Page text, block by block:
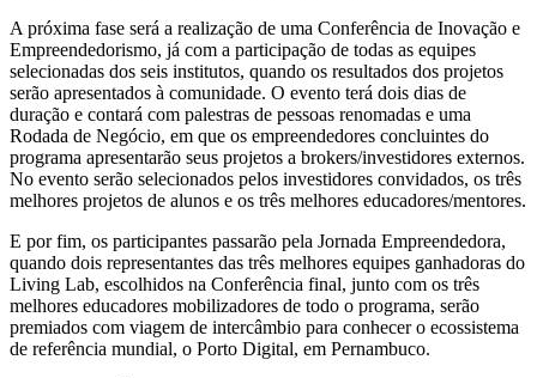
A próxima fase será a realização de uma Conferência de Inovação e
Empreendedorismo, já com a participação de todas as equipes
selecionadas dos seis institutos, quando os resultados dos projetos
serão apresentados à comunidade. O evento terá dois dias de
duração e contará com palestras de pessoas renomadas e uma
Rodada de Negócio, em que os empreendedores concluintes do
programa apresentarão seus projetos a brokers/investidores externos.
No evento serão selecionados pelos investidores convidados, os três
melhores projetos de alunos e os três melhores educadores/mentores.
E por fim, os participantes passarão pela Jornada Empreendedora,
quando dois representantes das três melhores equipes ganhadoras do
Living Lab, escolhidos na Conferência final, junto com os três
melhores educadores mobilizadores de todo o programa, serão
premiados com viagem de intercâmbio para conhecer o ecossistema
de referência mundial, o Porto Digital, em Pernambuco.